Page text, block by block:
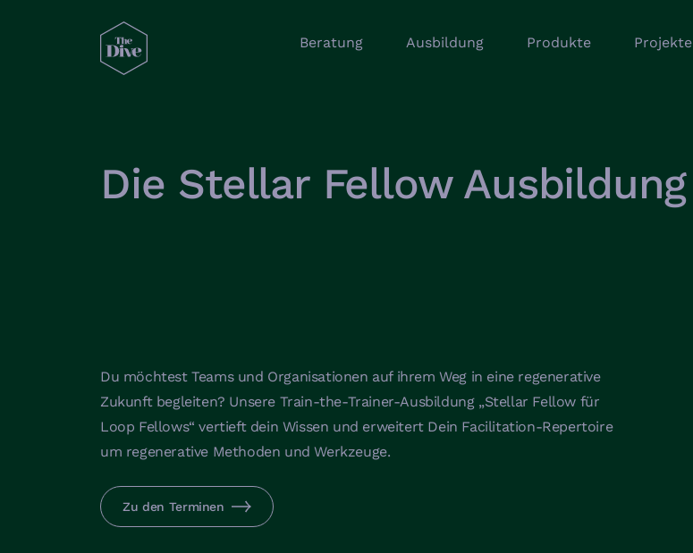
Beratung Ausbildung Produkte Projekte
Die Stellar Fellow Ausbildung
Du möchtest Teams und Organisationen auf ihrem Weg in eine regenerative
Zukunft begleiten? Unsere Train-the-Trainer-Ausbildung „Stellar Fellow für
Loop Fellows“ vertieft dein Wissen und erweitert Dein Facilitation-Repertoire
um regenerative Methoden und Werkzeuge.
Zu den Terminen